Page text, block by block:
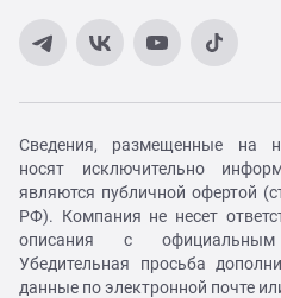
Сведения, размещенные на
носят исключительно
являются публичной офертой
РФ). Компания не несет
описания с официальным
Убедительная просьба
данные по электронной почте